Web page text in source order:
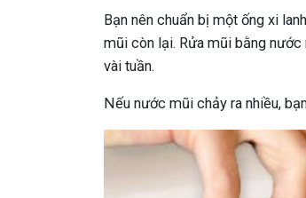
Bạn nên chuẩn bị một ống xi
mũi còn lại. Rửa mũi bằng
vài tuần.
Nếu nước mũi chảy ra nhiều,